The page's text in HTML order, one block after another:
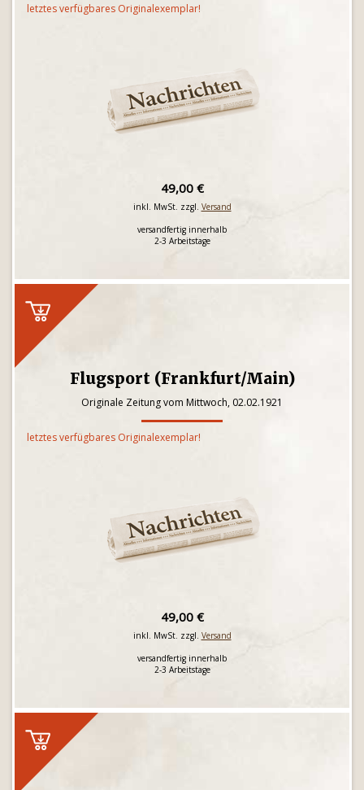
letztes verfügbares Originalexemplar!
49,00 €
inkl. MwSt. zzgl. Versand
versandfertig innerhalb
2-3 Arbeitstage
Flugsport (Frankfurt/Main)
Originale Zeitung vom Mittwoch, 02.02.1921
letztes verfügbares Originalexemplar!
49,00 €
inkl. MwSt. zzgl. Versand
versandfertig innerhalb
2-3 Arbeitstage